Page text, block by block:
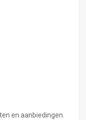
en aanbiedingen.